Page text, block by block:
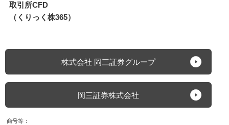
取引所CFD
（くりっく株365）
株式会社 岡三証券グループ
岡三証券株式会社
商号等